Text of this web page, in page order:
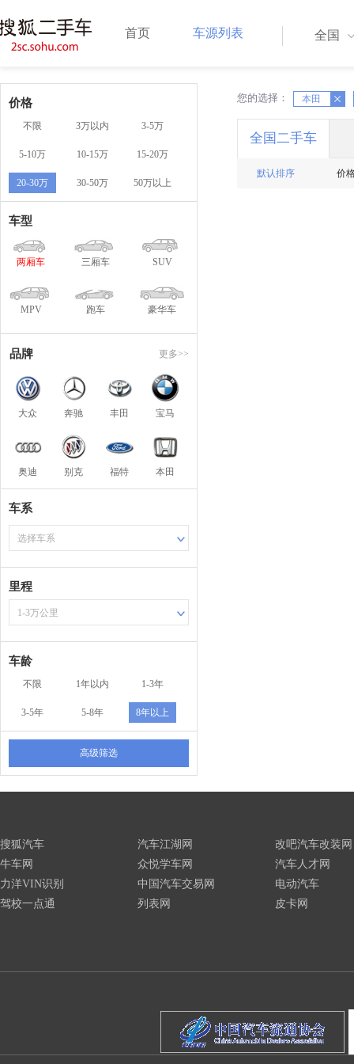
首页 车源列表 全国
价格
不限 3万以内 3-5万
5-10万 10-15万 15-20万
20-30万 30-50万 50万以上
车型
两厢车 三厢车 SUV
MPV 跑车 豪华车
品牌 更多>>
大众 奔驰 丰田 宝马
奥迪 别克 福特 本田
车系
选择车系
里程
1-3万公里
车龄
不限 1年以内 1-3年
3-5年 5-8年 8年以上
高级筛选
您的选择： 本田
X X
全国二手车
默认排序 价
搜狐汽车
牛车网
力洋VIN识别
驾校一点通
汽车江湖网
众悦学车网
中国汽车交易网
列表网
改吧汽车改装网
汽车人才网
电动汽车
皮卡网